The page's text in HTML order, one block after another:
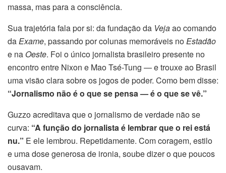
massa, mas para a consciência.
Sua trajetória fala por si: da fundação da Vejaao comando
daExame, passando por colunas memoráveis noEstadão
e na Oeste. Foi o único jornalista brasileiro presente no
encontro entre Nixon e Mao Tsé-Tung — e trouxe ao Brasil
uma visão clara sobre os jogos de poder. Como bem disse:
“Jornalismo não é o que se pensa — é o que se vê.”
Guzzo acreditava que o jornalismo de verdade não se
curva: “A função do jornalista é lembrar que o rei está
nu.” E ele lembrou. Repetidamente. Com coragem, estilo
e uma dose generosa de ironia, soube dizer o que poucos
ousavam.